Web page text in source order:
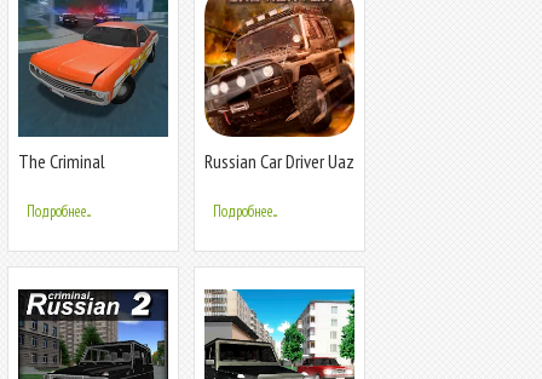
The Criminal
Подробнее...
Russian Car Driver Uaz
Подробнее...